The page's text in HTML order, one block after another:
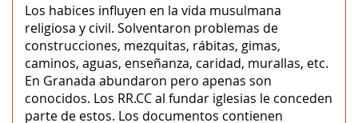
Los habices influyen en la vida musulmana
religiosa y civil. Solventaron problemas de
construcciones, mezquitas, rábitas, gimas,
caminos, aguas, enseñanza, caridad, murallas, etc.
En Granada abundaron pero apenas son
conocidos. Los RR.CC al fundar iglesias le conceden
parte de estos. Los documentos contienen